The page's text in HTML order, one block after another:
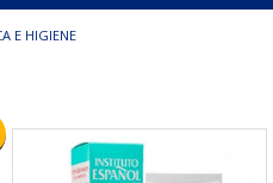
E HIGIENE